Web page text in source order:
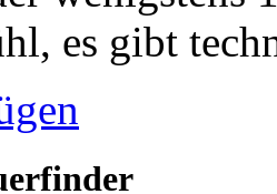
es gibt